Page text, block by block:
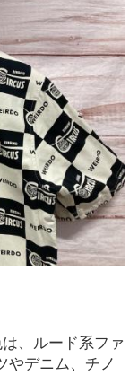
、ルード系ファ
やデニム、チノ